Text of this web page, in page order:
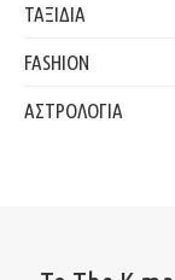
ΤΑΞΙΔΙΑ
FASHION
ΑΣΤΡΟΛΟΓΙΑ